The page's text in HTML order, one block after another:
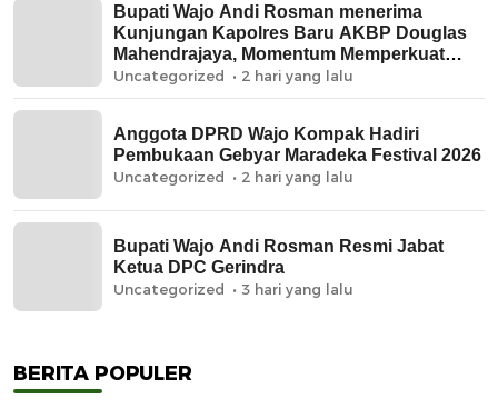
Bupati Wajo Andi Rosman menerima
Kunjungan Kapolres Baru AKBP Douglas
Mahendrajaya, Momentum Memperkuat
Sinergi
Uncategorized 2 hari yang lalu
Anggota DPRD Wajo Kompak Hadiri
Pembukaan Gebyar Maradeka Festival 2026
Uncategorized 2 hari yang lalu
Bupati Wajo Andi Rosman Resmi Jabat
Ketua DPC Gerindra
Uncategorized 3 hari yang lalu
BERITA POPULER